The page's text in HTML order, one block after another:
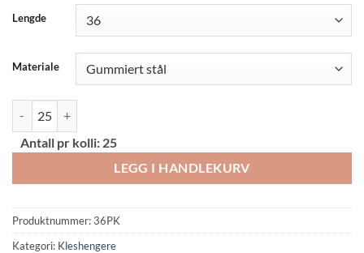
Lengde
Materiale
Antall pr kolli: 25
LEGG I HANDLEKURV
Produktnummer:36PK
Kategori: Kleshengere